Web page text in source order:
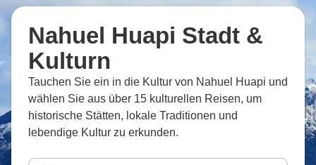
Nahuel Huapi Stadt &
Kulturn
Tauchen Sie ein in die Kultur von Nahuel Huapi und
wählen Sie aus über 15 kulturellen Reisen, um
historische Stätten, lokale Traditionen und
lebendige Kultur zu erkunden.